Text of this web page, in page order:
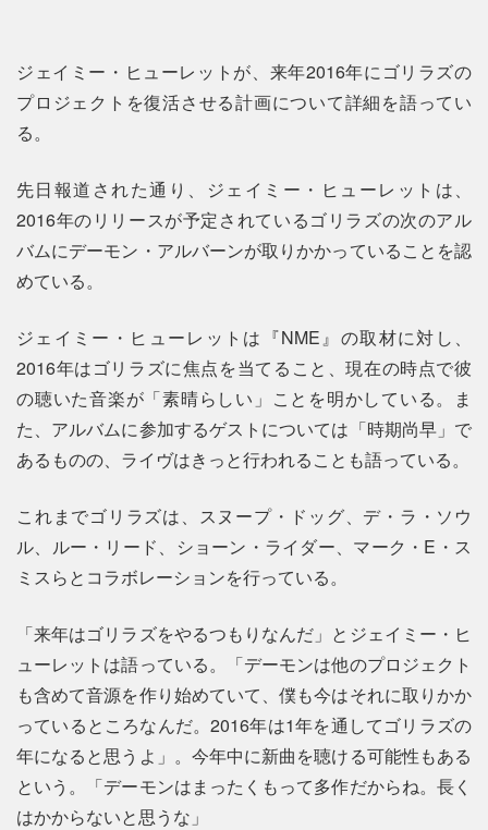
ジェイミー・ヒューレットが、来年2016年にゴリラズの
プロジェクトを復活させる計画について詳細を語ってい
る。
先日報道された通り、ジェイミー・ヒューレットは、
2016年のリリースが予定されているゴリラズの次のアル
バムにデーモン・アルバーンが取りかかっていることを認
めている。
ジェイミー・ヒューレットは『NME』の取材に対し、
2016年はゴリラズに焦点を当てること、現在の時点で彼
の聴いた音楽が「素晴らしい」ことを明かしている。ま
た、アルバムに参加するゲストについては「時期尚早」で
あるものの、ライヴはきっと行われることも語っている。
これまでゴリラズは、スヌープ・ドッグ、デ・ラ・ソウ
ル、ルー・リード、ショーン・ライダー、マーク・E・ス
ミスらとコラボレーションを行っている。
「来年はゴリラズをやるつもりなんだ」とジェイミー・ヒ
ューレットは語っている。「デーモンは他のプロジェクト
も含めて音源を作り始めていて、僕も今はそれに取りかか
っているところなんだ。2016年は1年を通してゴリラズの
年になると思うよ」。今年中に新曲を聴ける可能性もある
という。「デーモンはまったくもって多作だからね。長く
はかからないと思うな」